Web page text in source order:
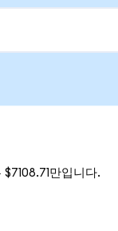
만입니다.